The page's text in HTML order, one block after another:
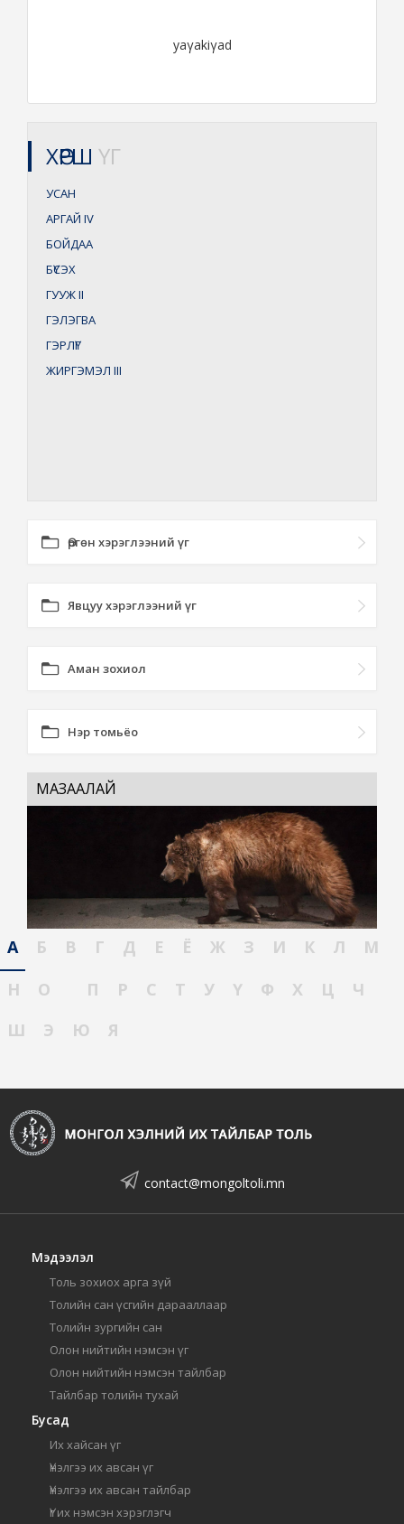
yaγakiγad
ХӨРШ ҮГ
УСАН
АРГАЙ IV
БОЙДАА
БҮСЭХ
ГУУЖII
ГЭЛЭГВА
ГЭРЛҮГ
ЖИРГЭМЭЛ III
Өргөн хэрэглээний үг
Явцуу хэрэглээний үг
Аман зохиол
Нэр томьёо
МАЗААЛАЙ
А Б В Г Д Е Ё Ж З И К Л
М
Н
О П Р С Т У Ү Ф Х Ц
Ч
Ш
Э Ю Я
contact@mongoltoli.mn
Мэдээлэл
Толь зохиох арга зүй
Толийн сан үсгийн дарааллаар
Толийн зургийн сан
Олон нийтийн нэмсэн үг
Олон нийтийн нэмсэн тайлбар
Тайлбар толийн тухай
Бусад
Их хайсан үг
Үнэлгээ их авсан үг
Үнэлгээ их авсан тайлбар
Үг их нэмсэн хэрэглэгч